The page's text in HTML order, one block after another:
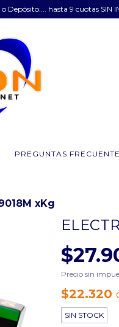
Depósito.... hasta 9 cuotas SIN
PREGUNTAS
xKg
Precio sin
$22.320
SIN STOCK